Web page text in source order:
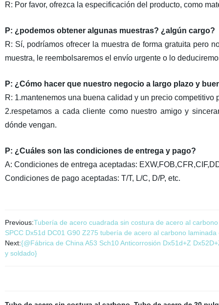
R: Por favor, ofrezca la especificación del producto, como
P: ¿podemos obtener algunas muestras? ¿algún cargo?
R: Sí, podríamos ofrecer la muestra de forma gratuita pero
muestra, le reembolsaremos el envío urgente o lo
P: ¿Cómo hacer que nuestro negocio a largo plazo y
R: 1.mantenemos una buena calidad y un precio
2.respetamos a cada cliente como nuestro amigo y
dónde vengan.
P: ¿Cuáles son las condiciones de entrega y pago?
A: Condiciones de entrega aceptadas:
Condiciones de pago aceptadas: T/T, L/C, D/P, etc.
Previous:Tubería de acero cuadrada sin costura de acero al
SPCC Dx51d DC01 G90 Z275 tubería de acero al carbono laminada
Next:{@Fábrica de China A53 Sch10 Anticorrosión Dx51d+Z
y soldado}